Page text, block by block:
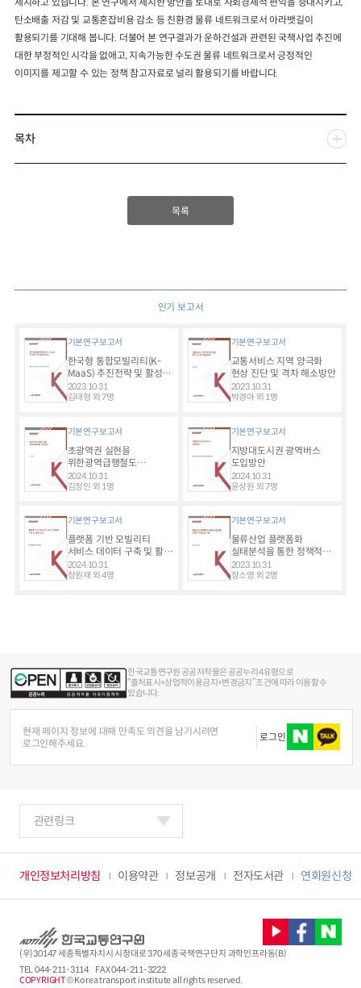
탄소배출 저감 및 교통혼잡비용 감소 등 친환경 물류 네트워크로서 아라뱃길이
활용되기를 기대해 봅니다. 더불어 본 연구결과가 운하건설과 관련된 국책사업 추진에
대한 부정적인 시각을 없애고, 지속가능한 수도권 물류 네트워크로서 긍정적인
이미지를 제고할 수 있는 정책 참고자료로 널리 활용되기를 바랍니다.
목차
목록
인기 보고서
기본연구보고서
한국형 통합모빌리티(K-
MaaS) 추진전략 및 활성화
방안
2023.10.31
김태형 외 7명
기본연구보고서
교통서비스 지역 양극화
현상 진단 및 격차 해소방안
2023.10.31
박경아 외 1명
기본연구보고서
초광역권 실현을
위한광역급행철도
추진방안
2024.10.31
김정인 외 1명
기본연구보고서
지방대도시권 광역버스
도입방안
2024.10.31
윤상원 외 7명
기본연구보고서
플랫폼 기반 모빌리티
서비스 데이터 구축 및 활용
방안
2024.10.31
장원재 외 4명
기본연구보고서
물류산업 플랫폼화
실태분석을 통한 정책적
대응방안 마련
2023.10.31
장소영 외 2명
한국교통연구원 공공저작물은 공공누리 4유형으로
“출처표시+상업적이용금지+변경금지” 조건에 따라 이용할 수
있습니다.
현재 페이지 정보에 대해 만족도 의견을 남기시려면
로그인해주세요.
로그인
개인정보처리방침 이용약관 정보공개 전자도서관 연회원신청
관련링크
(우)30147 세종특별자치시 시청대로 370 세종국책연구단지 과학인프라동(B)
TEL044-211-3114
FAX 044-211-3222
COPYRIGHT© Korea transport institute all rights reserved.